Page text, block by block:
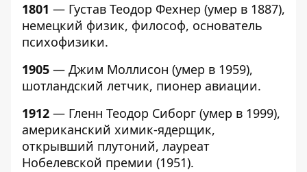
1801 — Густав Теодор Фехнер (умер в 1887),
немецкий физик, философ, основатель
психофизики.
1905 — Джим Моллисон (умер в 1959),
шотландский летчик, пионер авиации.
1912 — Гленн Теодор Сиборг (умер в 1999),
американский химик-ядерщик,
открывший плутоний, лауреат
Нобелевской премии (1951).